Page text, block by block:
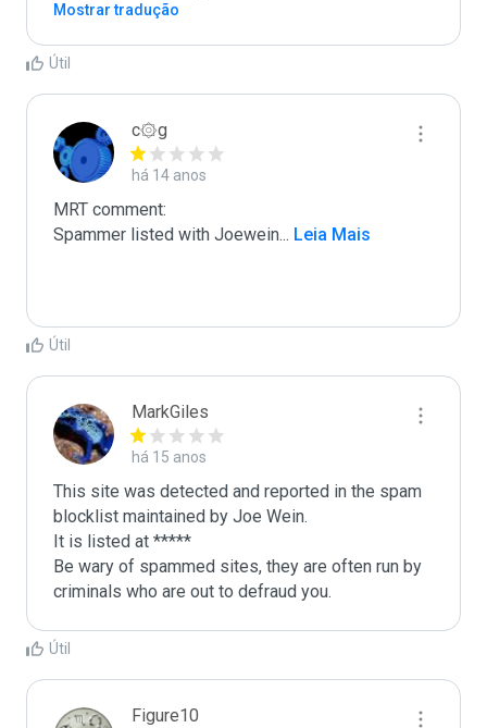
Mostrar tradução
Útil
c۞g
há 14 anos
MRT comment:
Spammer listed with Joewein... Leia Mais
Útil
MarkGiles
há 15 anos
This site was detected and reported in the spam
blocklist maintained by Joe Wein.
It is listed at *****
Be wary of spammed sites, they are often run by
criminals who are out to defraud you.
Útil
Figure10